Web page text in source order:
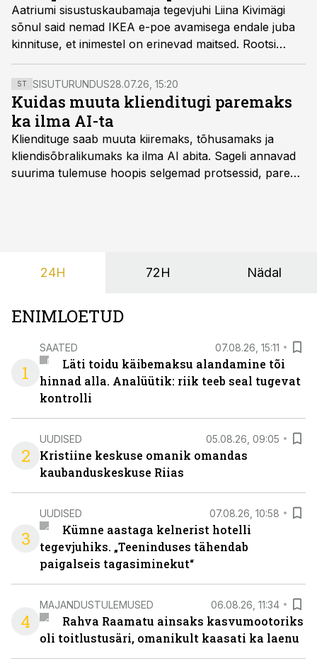
Aatriumi sisustuskaubamaja tegevjuhi Liina Kivimägi
sõnul said nemad IKEA e-poe avamisega endale juba
kinnituse, et inimestel on erinevad maitsed. Rootsi
mööblifirma IKEA avab oma esimese Eesti poe veel sel
kuul, kohalike mööblimüüjate arvates uue tulija poel
turule suurt mõju pole, sest väljastuspunkt siin juba
tegutseb.
ST SISUTURUNDUS28.07.26, 15:20
Kuidas muuta klienditugi paremaks
ka ilma AI-ta
Kliendituge saab muuta kiiremaks, tõhusamaks ja
kliendisõbralikumaks ka ilma AI abita. Sageli annavad
suurima tulemuse hoopis selgemad protsessid, parem
24H 72H Nädal
ENIMLOETUD
1
SAATED 07.08.26, 15:11
Läti toidu käibemaksu alandamine tõi
hinnad alla. Analüütik: riik teeb seal tugevat
kontrolli
2
UUDISED 05.08.26, 09:05
Kristiine keskuse omanik omandas
kaubanduskeskuse Riias
3
UUDISED 07.08.26, 10:58
Kümne aastaga kelnerist hotelli
tegevjuhiks. „Teeninduses tähendab
paigalseis tagasiminekut“
4
MAJANDUSTULEMUSED 06.08.26, 11:34
Rahva Raamatu ainsaks kasvumootoriks
oli toitlustusäri, omanikult kaasati ka laenu